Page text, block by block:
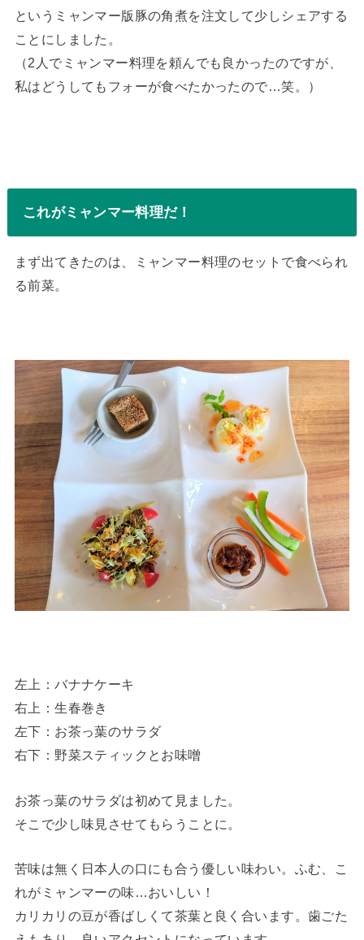
というミャンマー版豚の角煮を注文して少しシェアする
ことにしました。
（2人でミャンマー料理を頼んでも良かったのですが、
私はどうしてもフォーが食べたかったので…笑。）
これがミャンマー料理だ！
まず出てきたのは、ミャンマー料理のセットで食べられ
る前菜。
左上：バナナケーキ
右上：生春巻き
左下：お茶っ葉のサラダ
右下：野菜スティックとお味噌
お茶っ葉のサラダは初めて見ました。
そこで少し味見させてもらうことに。
苦味は無く日本人の口にも合う優しい味わい。ふむ、こ
れがミャンマーの味…おいしい！
カリカリの豆が香ばしくて茶葉と良く合います。歯ごた